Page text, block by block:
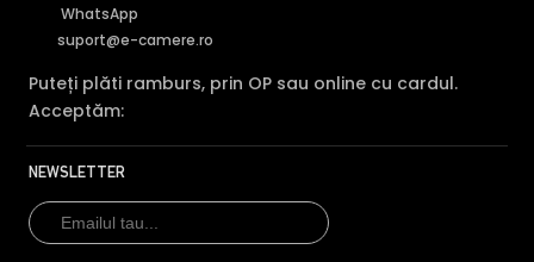
WhatsApp
suport@e-camere.ro
Puteți plăti ramburs, prin OP sau online cu cardul.
Acceptăm:
NEWSLETTER